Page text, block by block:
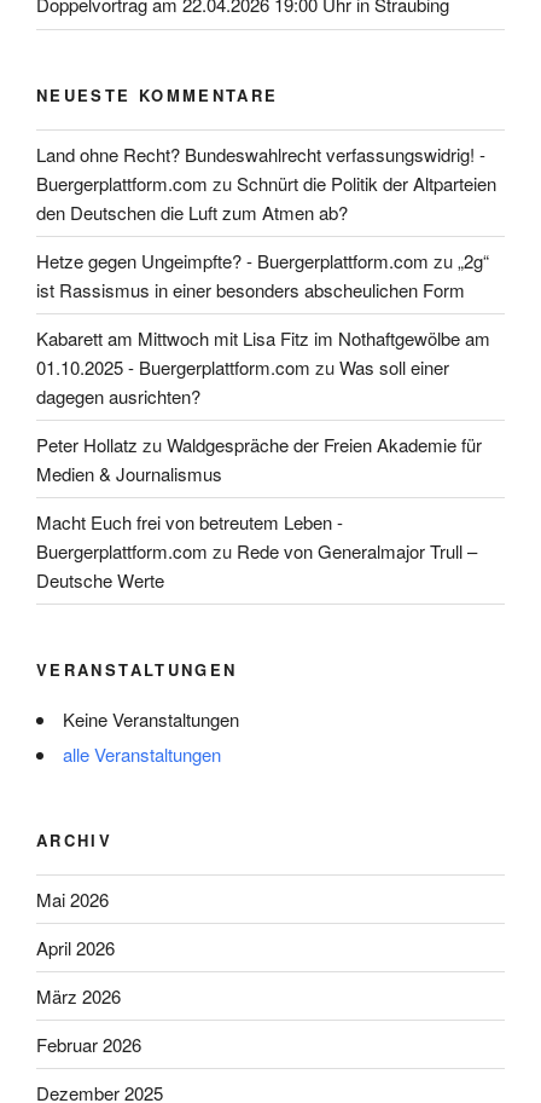
NEUESTE KOMMENTARE
Land ohne Recht? Bundeswahlrecht verfassungswidrig! -
Buergerplattform.com zuSchnürt die Politik der Altparteien
den Deutschen die Luft zum Atmen ab?
Hetze gegen Ungeimpfte? - Buergerplattform.com zu„2g“
ist Rassismus in einer besonders abscheulichen Form
Kabarett am Mittwoch mit Lisa Fitz im Nothaftgewölbe am
01.10.2025 - Buergerplattform.com zuWas soll einer
dagegen ausrichten?
Peter Hollatz zuWaldgespräche der Freien Akademie für
Medien & Journalismus
Macht Euch frei von betreutem Leben -
Buergerplattform.com zu Rede von Generalmajor Trull –
Deutsche Werte
VERANSTALTUNGEN
Keine Veranstaltungen
alle Veranstaltungen
ARCHIV
Mai 2026
April 2026
März 2026
Februar 2026
Dezember 2025